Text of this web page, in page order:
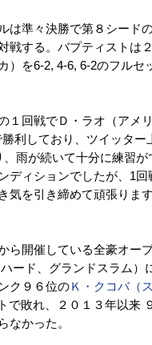
は準々決勝で第８シード
戦する。バプティストは
）を6-2, 4-6, 6-2のフルセ
１回戦でＤ・ラオ（アメ
利しており、ツイッター
雨が続いて十分に練習が
ディションでしたが、1回
気を引き締めて頑張りま
ら開催している全豪オー
ード、グランドスラム）
ク９６位のＫ・クコバ（
で敗れ、２０１３年以来
なかった。